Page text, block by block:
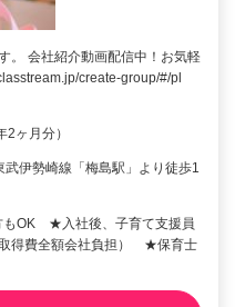
。 会社紹介動画配信中！お気軽
create-group/#/pl
ヶ月分）
伊勢崎線「梅島駅」より徒歩1
もOK ★入社後、子育て支援員
得費全額会社負担） ★保育士